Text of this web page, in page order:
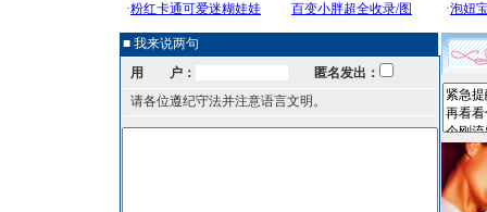
■ 我来说两句
用 户：
匿名发出：
请各位遵纪守法并注意语言文明。